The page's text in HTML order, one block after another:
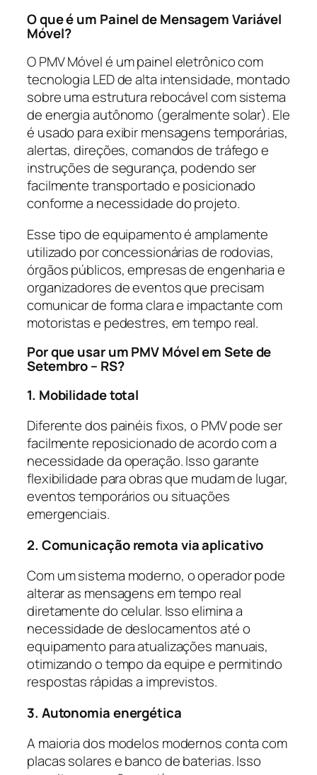
O que é um Painel de Mensagem Variável
Móvel?
O PMV Móvel é um painel eletrônico com
tecnologia LED de alta intensidade, montado
sobre uma estrutura rebocável com sistema
de energia autônomo (geralmente solar). Ele
é usado para exibir mensagens temporárias,
alertas, direções, comandos de tráfego e
instruções de segurança, podendo ser
facilmente transportado e posicionado
conforme a necessidade do projeto.
Esse tipo de equipamento é amplamente
utilizado por concessionárias de rodovias,
órgãos públicos, empresas de engenharia e
organizadores de eventos que precisam
comunicar de forma clara e impactante com
motoristas e pedestres, em tempo real.
Por que usar um PMV Móvel em Sete de
Setembro – RS?
1. Mobilidade total
Diferente dos painéis fixos, o PMV pode ser
facilmente reposicionado de acordo com a
necessidade da operação. Isso garante
flexibilidade para obras que mudam de lugar,
eventos temporários ou situações
emergenciais.
2. Comunicação remota via aplicativo
Com um sistema moderno, o operador pode
alterar as mensagens em tempo real
diretamente do celular. Isso elimina a
necessidade de deslocamentos até o
equipamento para atualizações manuais,
otimizando o tempo da equipe e permitindo
respostas rápidas a imprevistos.
3. Autonomia energética
A maioria dos modelos modernos conta com
placas solares e banco de baterias. Isso